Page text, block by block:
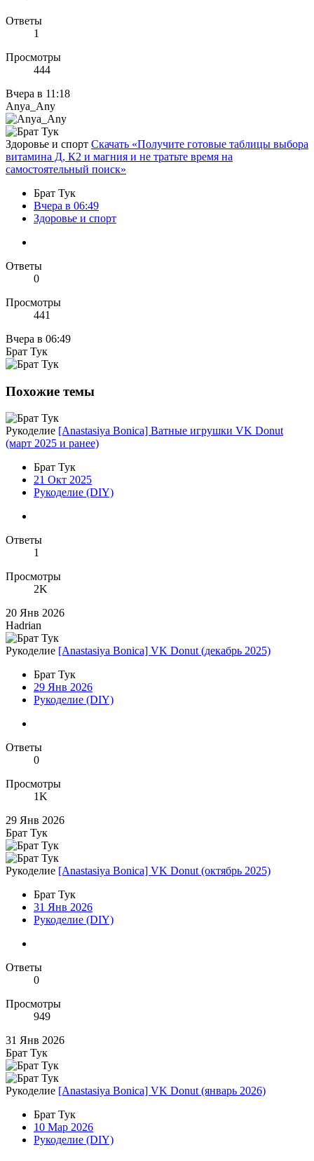
Ответы
1
Просмотры
444
Вчера в 11:18
Anya_Any
Здоровье и спорт Скачать «Получите готовые таблицы выбора
витамина Д, К2 и магния и не тратьте время на
самостоятельный поиск»
Брат Тук
Вчера в 06:49
Здоровье и спорт
Ответы
0
Просмотры
441
Вчера в 06:49
Брат Тук
Похожие темы
Рукоделие [Anastasiya Bonica] Ватные игрушки VK Donut
(март 2025 и ранее)
Брат Тук
21 Окт 2025
Рукоделие (DIY)
Ответы
1
Просмотры
2K
20 Янв 2026
Hadrian
Рукоделие [Anastasiya Bonica] VK Donut (декабрь 2025)
Брат Тук
29 Янв 2026
Рукоделие (DIY)
Ответы
0
Просмотры
1K
29 Янв 2026
Брат Тук
Рукоделие [Anastasiya Bonica] VK Donut (октябрь 2025)
Брат Тук
31 Янв 2026
Рукоделие (DIY)
Ответы
0
Просмотры
949
31 Янв 2026
Брат Тук
Рукоделие [Anastasiya Bonica] VK Donut (январь 2026)
Брат Тук
10 Мар 2026
Рукоделие (DIY)